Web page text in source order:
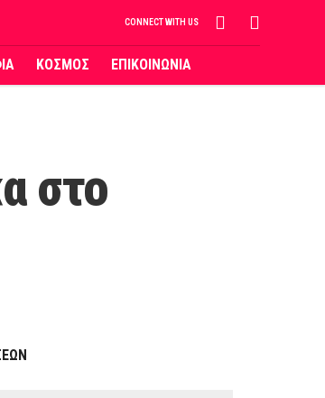
CONNECT WITH US
ΚΟΣΜΟΣ ΕΠΙΚΟΙΝΩΝΙΑ
στο